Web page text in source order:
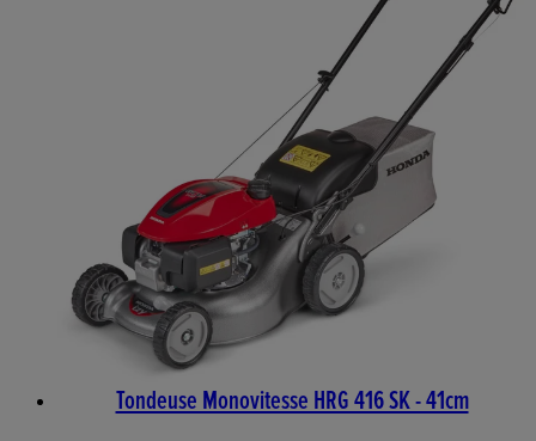
Tondeuse Monovitesse HRG 416 SK - 41cm